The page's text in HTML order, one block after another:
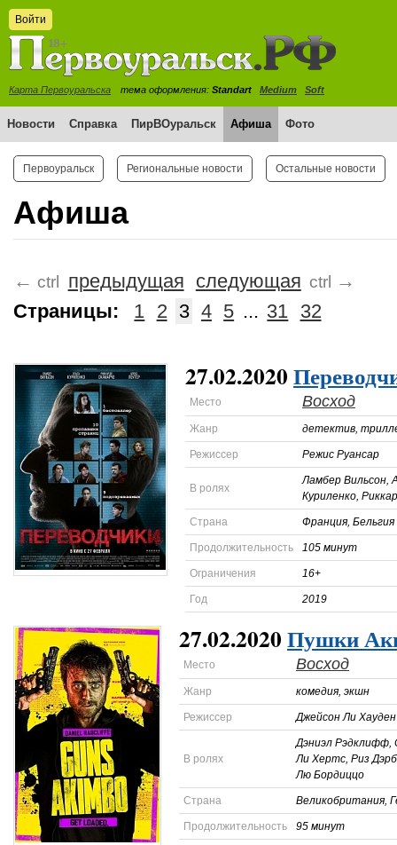
Войти
Карта Первоуральска тема оформления: Standart Medium Soft
Новости Справка ПирВОуральск Афиша Фото
Первоуральск Региональные новости Остальные новости
Афиша
← ctrl предыдущая следующая ctrl
→
Страницы:
1 2 3 4 5 ... 31 32
27.02.2020
Место Восход
Жанр детектив,
Режиссер Режис Руансар
В ролях
Ламбер Вильсон,
Куриленко,
Страна Франция, Бельгия
Продолжительность 105 минут
Ограничения 16+
Год 2019
27.02.2020Пушки
Место Восход
Жанр комедия, экшн
Режиссер Джейсон Ли Хауден
В ролях
Дэниэл Рэдклифф,
Ли Хертс, Риз
Лю Бордиццо
Страна Великобритания,
Продолжительность 95 минут